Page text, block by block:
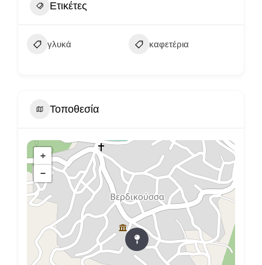
Ετικέτες
γλυκά καφετέρια
Τοποθεσία
+
−